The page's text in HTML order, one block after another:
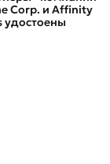
Corp. и Affinity
удостоены